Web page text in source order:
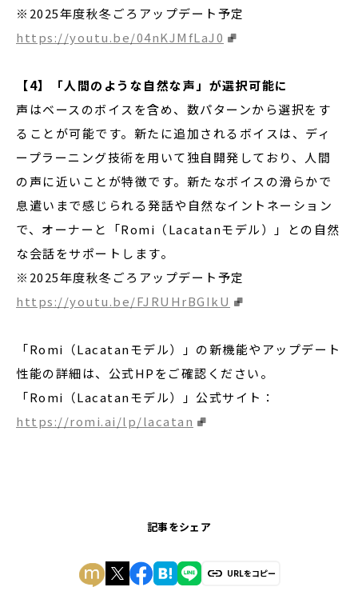
※2025年度秋冬ごろアップデート予定
https://youtu.be/04nKJMfLaJ0
【4】「人間のような自然な声」が選択可能に
声はベースのボイスを含め、数パターンから選択をす
ることが可能です。新たに追加されるボイスは、ディ
ープラーニング技術を用いて独自開発しており、人間
の声に近いことが特徴です。新たなボイスの滑らかで
息遣いまで感じられる発話や自然なイントネーション
で、オーナーと「Romi（Lacatanモデル）」との自然
な会話をサポートします。
※2025年度秋冬ごろアップデート予定
https://youtu.be/FJRUHrBGIkU
「Romi（Lacatanモデル）」の新機能やアップデート
性能の詳細は、公式HPをご確認ください。
「Romi（Lacatanモデル）」公式サイト：
https://romi.ai/lp/lacatan
記事をシェア
URLをコピー